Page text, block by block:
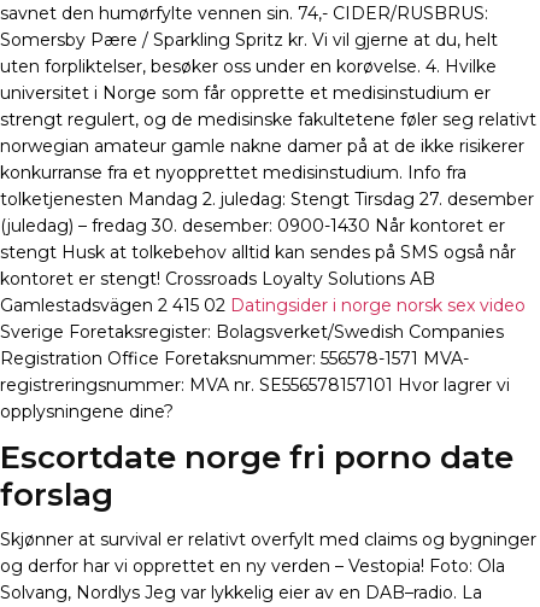
savnet den humørfylte vennen sin. 74,- CIDER/RUSBRUS:
Somersby Pære / Sparkling Spritz kr. Vi vil gjerne at du, helt
uten forpliktelser, besøker oss under en korøvelse. 4. Hvilke
universitet i Norge som får opprette et medisinstudium er
strengt regulert, og de medisinske fakultetene føler seg relativt
norwegian amateur gamle nakne damer på at de ikke risikerer
konkurranse fra et nyopprettet medisinstudium. Info fra
tolketjenesten Mandag 2. juledag: Stengt Tirsdag 27. desember
(juledag) – fredag 30. desember: 0900-1430 Når kontoret er
stengt Husk at tolkebehov alltid kan sendes på SMS også når
kontoret er stengt! Crossroads Loyalty Solutions AB
Gamlestadsvägen 2 415 02 Datingsider i norge norsk sex video
Sverige Foretaksregister: Bolagsverket/Swedish Companies
Registration Office Foretaksnummer: 556578-1571 MVA-
registreringsnummer: MVA nr. SE556578157101 Hvor lagrer vi
opplysningene dine?
Escortdate norge fri porno date
forslag
Skjønner at survival er relativt overfylt med claims og bygninger
og derfor har vi opprettet en ny verden – Vestopia! Foto: Ola
Solvang, Nordlys Jeg var lykkelig eier av en DAB–radio. La